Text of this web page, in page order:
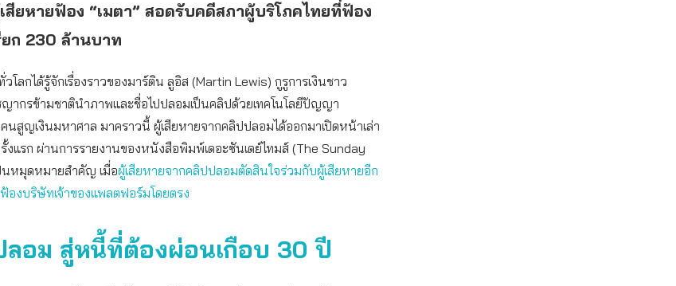
สียหายฟ้อง “เมตา” สอดรับคดีสภาผู้บริโภคไทยที่ฟ้อง
ก 230 ล้านบาท
ลกได้รู้จักเรื่องราวของมาร์ติน ลูอิส (Martin Lewis) กูรูการเงินชาว
ากรข้ามชาตินำภาพและชื่อไปปลอมเป็นคลิปด้วยเทคโนโลยีปัญญา
นสูญเงินมหาศาล มาคราวนี้ ผู้เสียหายจากคลิปปลอมได้ออกมาเปิดหน้าเล่า
รั้งแรก ผ่านการรายงานของหนังสือพิมพ์เดอะซันเดย์ไทมส์ (The Sunday
นหมุดหมายสำคัญ เมื่อผู้เสียหายจากคลิปปลอมตัดสินใจร่วมกับผู้เสียหายอีก
งบริษัทเจ้าของแพลตฟอร์มโดยตรง
อม สู่หนี้ที่ต้องผ่อนเกือบ 30 ปี